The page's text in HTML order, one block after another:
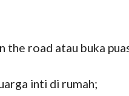
the road atau buka
inti di rumah;